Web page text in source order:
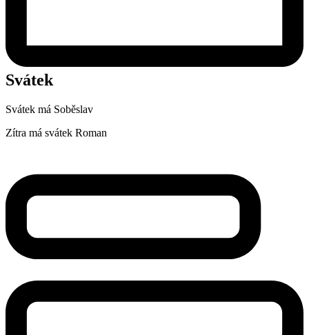
Svátek
Svátek má Soběslav
Zítra má svátek Roman